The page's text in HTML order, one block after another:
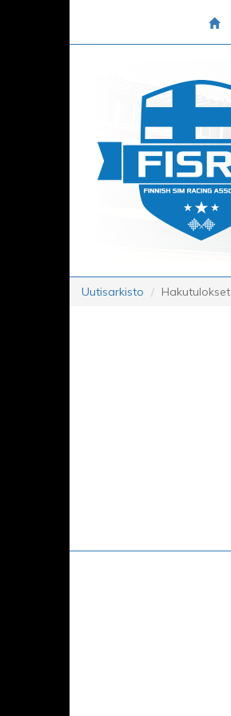
Uutisarkisto Hakutulokset